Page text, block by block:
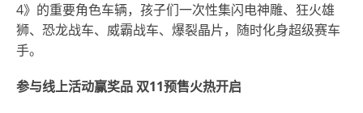
4》的重要角色车辆，孩子们一次性集闪电神雕、狂火雄
狮、恐龙战车、威霸战车、爆裂晶片，随时化身超级赛车
手。
参与线上活动赢奖品 双11预售火热开启